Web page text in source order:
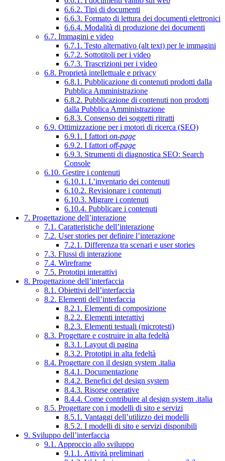
6.6.2. Tipi di documenti
6.6.3. Formato di lettura dei documenti elettronici
6.6.4. Modalità di produzione dei documenti
6.7. Immagini e video
6.7.1. Testo alternativo (alt text) per le immagini
6.7.2. Sottotitoli per i video
6.7.3. Trascrizioni per i video
6.8. Proprietà intellettuale e privacy
6.8.1. Pubblicazione di contenuti prodotti dalla
Pubblica Amministrazione
6.8.2. Pubblicazione di contenuti non prodotti
dalla Pubblica Amministrazione
6.8.3. Consenso dei soggetti ritratti
6.9. Ottimizzazione per i motori di ricerca (SEO)
6.9.1. I fattori on-page
6.9.2. I fattori off-page
6.9.3. Strumenti di diagnostica SEO: Search
Console
6.10. Gestire i contenuti
6.10.1. L’inventario dei contenuti
6.10.2. Revisionare i contenuti
6.10.3. Migrare i contenuti
6.10.4. Pubblicare i contenuti
7. Progettazione dell’interazione
7.1. Caratteristiche dell’interazione
7.2. User stories per definire l’interazione
7.2.1. Differenza tra scenari e user stories
7.3. Flussi di interazione
7.4. Wireframe
7.5. Prototipi interattivi
8. Progettazione dell’interfaccia
8.1. Obiettivi dell’interfaccia
8.2. Elementi dell’interfaccia
8.2.1. Elementi di composizione
8.2.2. Elementi interattivi
8.2.3. Elementi testuali (microtesti)
8.3. Progettare e costruire in alta fedeltà
8.3.1. Layout di pagina
8.3.2. Prototipi in alta fedeltà
8.4. Progettare con il design system .italia
8.4.1. Documentazione
8.4.2. Benefici del design system
8.4.3. Risorse operative
8.4.4. Come contribuire al design system .italia
8.5. Progettare con i modelli di sito e servizi
8.5.1. Vantaggi dell’utilizzo dei modelli
8.5.2. I modelli di sito e servizi disponibili
9. Sviluppo dell’interfaccia
9.1. Approccio allo sviluppo
9.1.1. Attività preliminari